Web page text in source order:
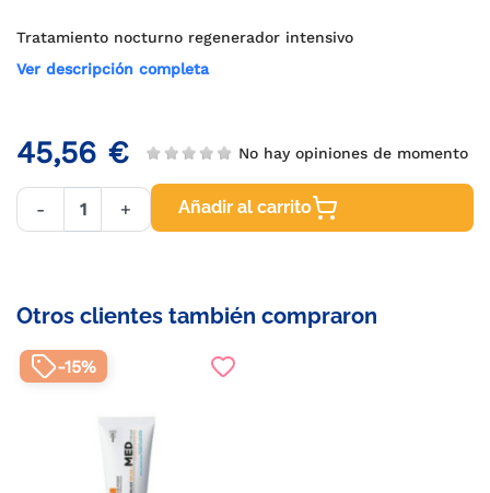
Tratamiento nocturno regenerador intensivo
Ver descripción completa
45,56 € No hay opiniones de momento
- + Añadir al carrito
Otros clientes también compraron
-15%